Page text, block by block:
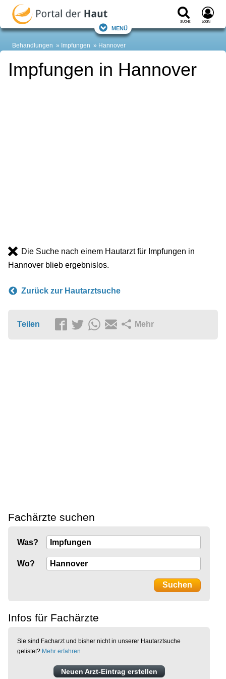
Suche Login
Menü
Behandlungen Impfungen Hannover
Impfungen in Hannover
Die Suche nach einem Hautarzt für Impfungen in
Hannover blieb ergebnislos.
Zurück zur Hautarztsuche
Teilen Mehr
Fachärzte suchen
Was?
Wo?
Infos für Fachärzte
Sie sind Facharzt und bisher nicht in unserer Hautarztsuche
gelistet? Mehr erfahren
Neuen Arzt-Eintrag erstellen